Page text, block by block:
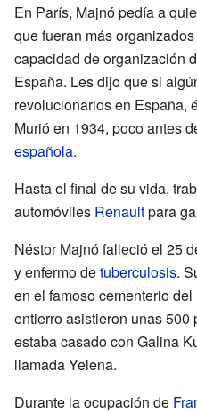
En París, Majnó pedía a
que fueran más
capacidad de organización
España. Les dijo que si
revolucionarios en España,
Murió en 1934, poco antes
española.
Hasta el final de su vida,
automóviles Renaultpara
Néstor Majnó falleció el 25
y enfermo detuberculosis.
en el famoso cementerio
entierro asistieron unas 500
estaba casado con Galina
llamada Yelena.
Durante la ocupación de